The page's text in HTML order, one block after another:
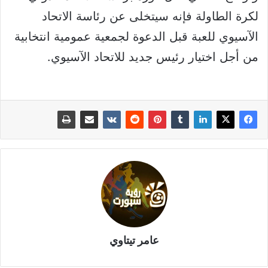
لكرة الطاولة فإنه سيتخلى عن رئاسة الاتحاد
الآسيوي للعبة قبل الدعوة لجمعية عمومية انتخابية
من أجل اختيار رئيس جديد للاتحاد الآسيوي.
عامر تيتاوي